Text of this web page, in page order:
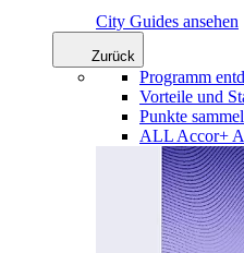
City Guides ansehen
Zurück
Programm
Vorteile und
Punkte
ALL Accor+